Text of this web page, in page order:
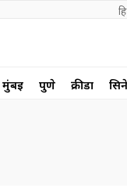
मुंबई पुणे क्रीडा